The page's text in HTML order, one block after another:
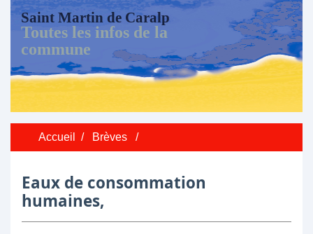
Saint Martin de Caralp
Toutes les infos de la
commune
Accueil / Brèves /
Eaux de consommation
humaines,